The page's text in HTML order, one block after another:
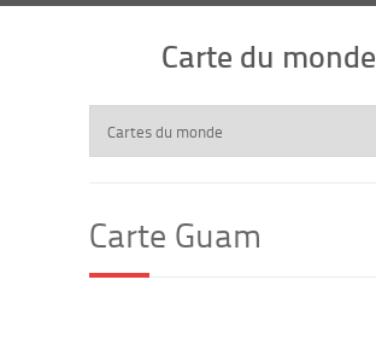
Carte du monde
Carte Guam